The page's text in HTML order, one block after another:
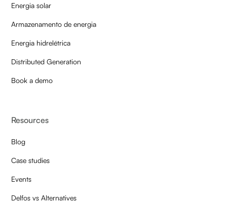
Energia solar
Armazenamento de energia
Energia hidrelétrica
Distributed Generation
Book a demo
Resources
Blog
Case studies
Events
Delfos vs Alternatives